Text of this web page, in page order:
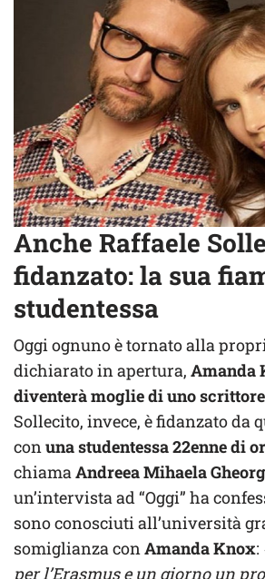
Anche Raffaele
fidanzato: la sua
studentessa
Oggi ognuno è tornato alla
dichiarato in apertura, Amanda
diventerà moglie di uno
Sollecito, invece, è fidanzato da
conuna studentessa 22enne di
chiamaAndreea Mihaela
un’intervista ad “Oggi” ha
sono conosciuti all’università
somiglianza conAmanda Knox:
per l’Erasmus e un giorno un